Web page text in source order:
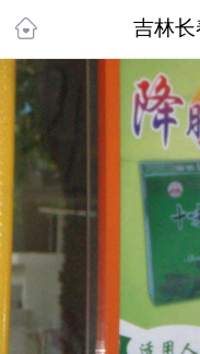
吉林